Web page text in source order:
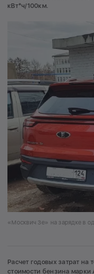
кВт*ч/100км.
«Москвич 3е» на зарядке в
Расчет годовых затрат на
стоимости бензина